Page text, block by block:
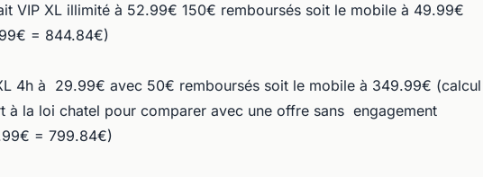
VIP XL illimité à 52.99€ 150€ remboursés soit le mobile à 49.99€
= 844.84€)
4h à 29.99€ avec 50€ remboursés soit le mobile à 349.99€ (calcul
à la loi chatel pour comparer avec une offre sans engagement
= 799.84€)